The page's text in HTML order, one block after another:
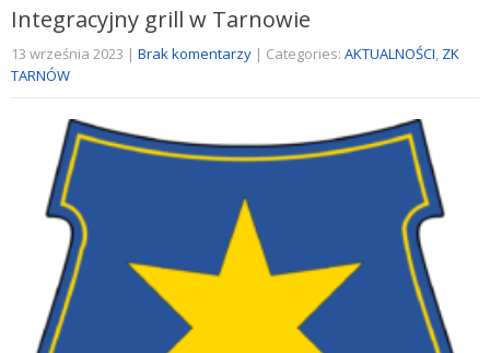
Integracyjny grill w Tarnowie
13 września 2023 | Brak komentarzy | Categories: AKTUALNOŚCI, ZK
TARNÓW